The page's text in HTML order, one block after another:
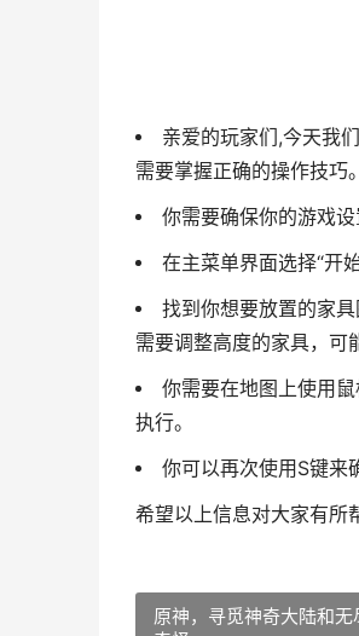
亲爱的玩家们,今天我
需要掌握正确的操作技巧。
你需要确保你的游戏
在主菜单界面选择“开
找到你想要放置的家
需要调整高度的家具，可
你需要在地图上使用
执行。
你可以再次使用S键来
希望以上信息对大家有所
原神，寻觅神奇大陆和